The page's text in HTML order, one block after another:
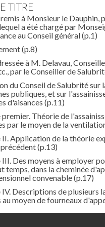
TITRE
à Monsieur le Dauphin,
a été chargé par
au Conseil général(p.1)
(p.8)
à M. Delavau,
par le Conseiller de
du Conseil de Salubrité sur
publiques, et sur
d'aisances (p.11)
Théorie de
par le moyen de la
Application de la théorie
(p.13)
Des moyens à employer
temps, dans la cheminée
convenable(p.17)
Descriptions de plusieurs
au moyen de fourneaux